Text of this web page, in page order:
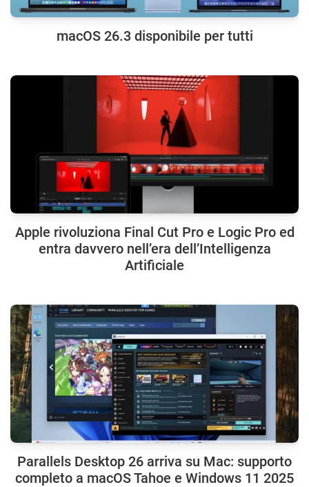
macOS 26.3 disponibile per tutti
Apple rivoluziona Final Cut Pro e Logic Pro ed
entra davvero nell’era dell’Intelligenza
Artificiale
Parallels Desktop 26 arriva su Mac: supporto
completo a macOS Tahoe e Windows 11 2025